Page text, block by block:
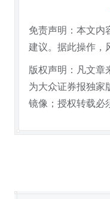
免责声明：本文内
建议。据此操作，
版权声明：凡文章
为大众证券报独家
镜像；授权转载必